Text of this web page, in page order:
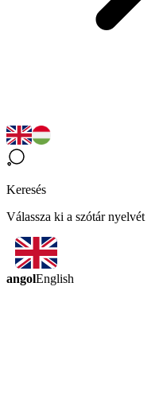
Keresés
Válassza ki a szótár nyelvét
angolEnglish